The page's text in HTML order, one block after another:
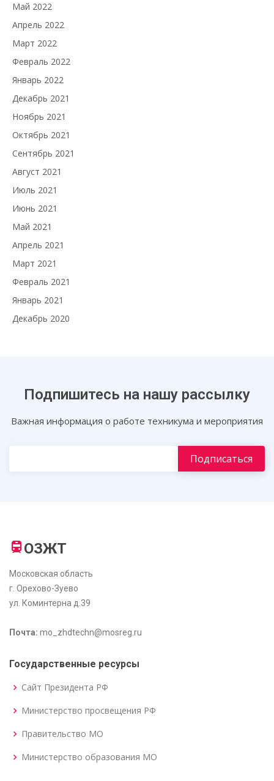
Май 2022
Апрель 2022
Март 2022
Февраль 2022
Январь 2022
Декабрь 2021
Ноябрь 2021
Октябрь 2021
Сентябрь 2021
Август 2021
Июль 2021
Июнь 2021
Май 2021
Апрель 2021
Март 2021
Февраль 2021
Январь 2021
Декабрь 2020
Подпишитесь на нашу рассылку
Важная информация о работе техникума и мероприятия
ОЗЖТ
Московская область
г. Орехово-Зуево
ул. Коминтерна д.39
Почта: mo_zhdtechn@mosreg.ru
Государственные ресурсы
Сайт Президента РФ
Министерство просвещения РФ
Правительство МО
Министерство образования МО